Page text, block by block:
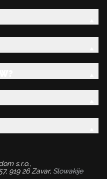
s.r.o.,
919 26 Zavar, Slowakije